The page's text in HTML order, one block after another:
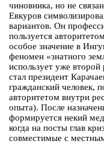
чиновника, но не
Евкуров
вариантов. Он
пользуется
особое значение в
феномен «знатного
использует уже второй
стал президент
гражданский человек,
авторитетом внутри
опыта). После
формируется некий
когда на посты глав
совместимые с